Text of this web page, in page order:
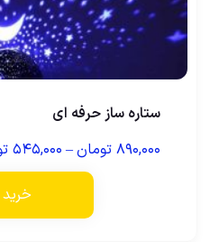
ستاره ساز حرفه ای
۸۹۰,۰۰۰ تومان– ۵۴۵,۰۰۰
خرید